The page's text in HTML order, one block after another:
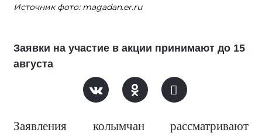
Источник фото: magadan.er.ru
Заявки на участие в акции принимают до 15
августа
Заявления колымчан рассматривают